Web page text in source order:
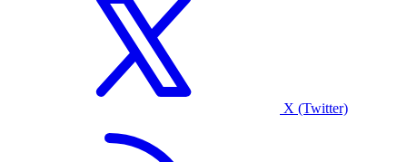
X (Twitter)